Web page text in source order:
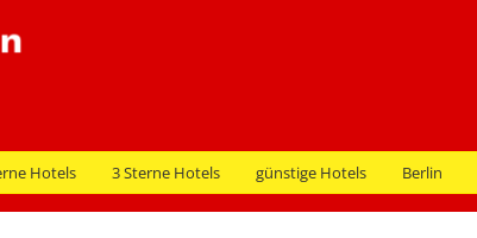
Hotels 3 Sterne Hotels günstige Hotels Berlin